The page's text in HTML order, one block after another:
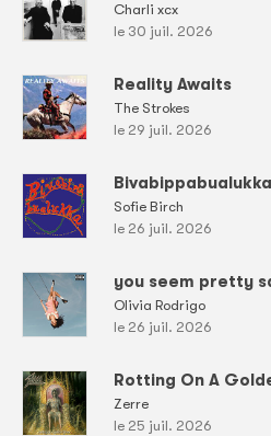
Charli xcx
le 30 juil. 2026
Reality Awaits
The Strokes
le 29 juil. 2026
Bivabippabualukka
Sofie Birch
le 26 juil. 2026
you seem pretty
Olivia Rodrigo
le 26 juil. 2026
Rotting On A
Zerre
le 25 juil. 2026